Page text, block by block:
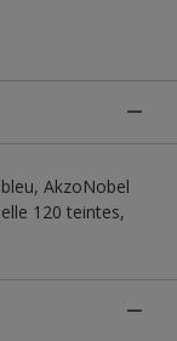
AkzoNobel
120 teintes,